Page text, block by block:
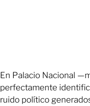
En Palacio Nacional
perfectamente
ruido político